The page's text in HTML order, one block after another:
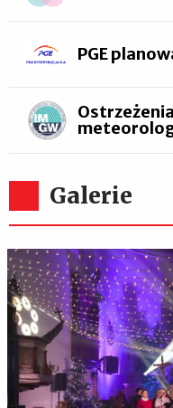
PGE
Galerie